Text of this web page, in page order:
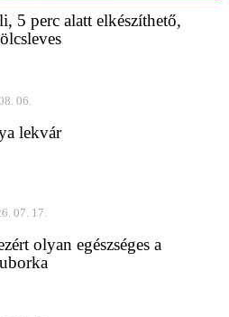
5 perc alatt elkészíthető,
06.
lekvár
07. 17.
olyan egészséges a